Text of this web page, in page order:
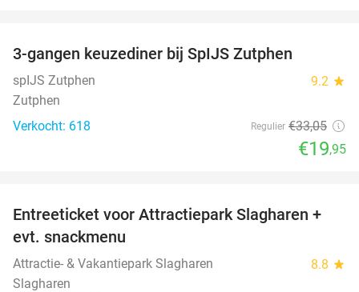
3-gangen keuzediner bij SpIJS Zutphen
spIJS Zutphen 9.2 star
Zutphen
Verkocht: 618
Regulier €33,05
€19,95
41%
Entreeticket voor Attractiepark Slagharen +
evt. snackmenu
Attractie- & Vakantiepark Slagharen 8.8 star
Slagharen